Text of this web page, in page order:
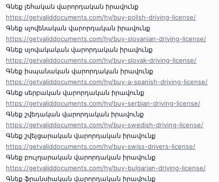
Գնեք լեհական վարորդական իրավունք
https://getvaliddocuments.com/hy/buy-polish-driving-license/
Գնեք սլովենական վարորդական իրավունք
https://getvaliddocuments.com/hy/buy-slovanian-driving-license/
Գնեք սլովակական վարորդական իրավունք
https://getvaliddocuments.com/hy/buy-slovak-driving-license/
Գնեք իսպանական վարորդական իրավունք
https://getvaliddocuments.com/hy/buy-a-spanish-driving-license/
Գնեք սերբական վարորդական իրավունք
https://getvaliddocuments.com/hy/buy-serbian-driving-license/
Գնեք շվեդական վարորդական իրավունք
https://getvaliddocuments.com/hy/buy-swedish-driving-license/
Գնեք շվեյցարական վարորդական իրավունք
https://getvaliddocuments.com/hy/buy-swiss-drivers-license/
Գնեք բուլղարական վարորդական իրավունք
https://getvaliddocuments.com/hy/buy-bulgarian-driving-license/
Գնեք ֆրանսիական վարորդական իրավունք